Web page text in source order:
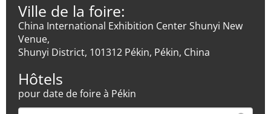
Ville de la foire:
China International Exhibition Center Shunyi New
Venue,
Shunyi District, 101312 Pékin, Pékin, China
Hôtels
pour date de foire à Pékin